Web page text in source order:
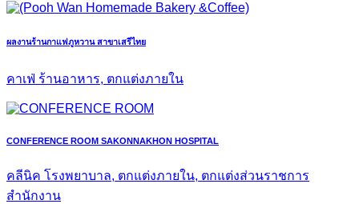
ผลงานร้านกาแฟภูหวาน สาขาเสรีไทย
คาเฟ่ ร้านอาหาร, ตกแต่งภายใน
CONFERENCE ROOM SAKONNAKHON HOSPITAL
คลีนิค โรงพยาบาล, ตกแต่งภายใน, ตกแต่งส่วนราชการ
สำนักงาน